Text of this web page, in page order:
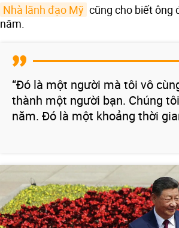
Nhà lãnh đạo Mỹ cũng cho biết ông
năm.
“Đó là một người mà tôi vô
thành một người bạn. Chúng
năm. Đó là một khoảng thời